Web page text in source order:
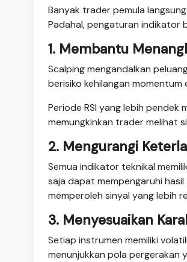
Banyak trader pemula
Padahal, pengaturan indikator
1. Membantu
Scalping mengandalkan
berisiko kehilangan momentum
Periode RSI yang lebih
memungkinkan trader melihat
2. Mengurangi
Semua indikator teknikal
saja dapat mempengaruhi
memperoleh sinyal yang lebih
3. Menyesuaikan
Setiap instrumen memiliki
menunjukkan pola pergerakan